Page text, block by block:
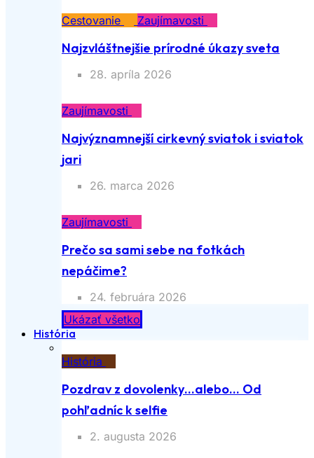
Cestovanie Zaujímavosti
Najzvláštnejšie prírodné úkazy sveta
28. apríla 2026
Zaujímavosti
Najvýznamnejší cirkevný sviatok i sviatok
jari
26. marca 2026
Zaujímavosti
Prečo sa sami sebe na fotkách
nepáčime?
24. februára 2026
Ukázať všetko
História
História
Pozdrav z dovolenky…alebo… Od
pohľadníc k selfie
2. augusta 2026